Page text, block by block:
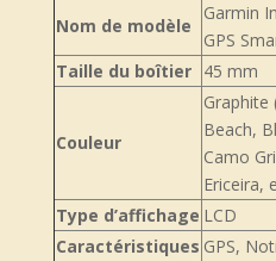
Nom de modèle
Garmin
GPS
Taille du boîtier 45 mm
Couleur
Graphite
Beach,
Camo
Ericeira,
Type d’affichage LCD
Caractéristiques GPS,